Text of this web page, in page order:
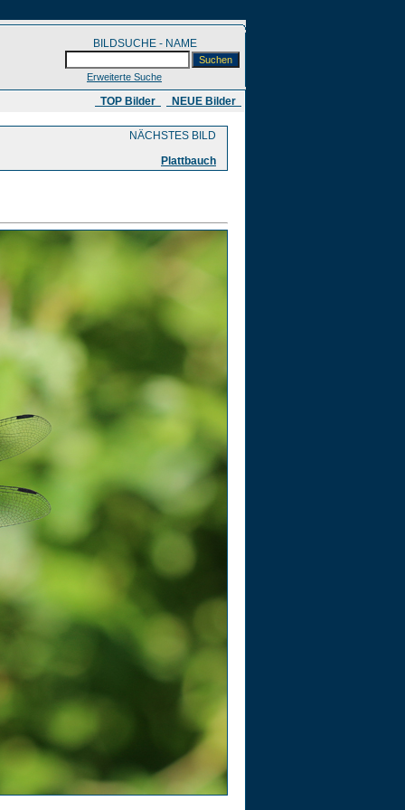
BILDSUCHE - NAME
Erweiterte Suche
​ TOP Bilder NEUE Bilder
NÄCHSTES BILD
Plattbauch